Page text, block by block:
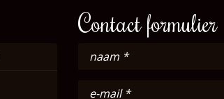
Contact formulier